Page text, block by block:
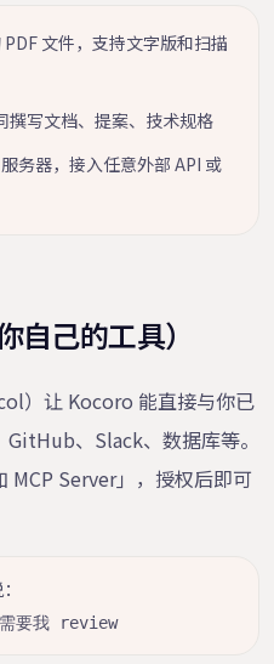
文件，支持文字版和扫描
撰写文档、提案、技术规格
务器，接入任意外部 API 或
自己的工具）
）让 Kocoro 能直接与你已
、Slack、数据库等。
Server」，授权后即可
需要我 review